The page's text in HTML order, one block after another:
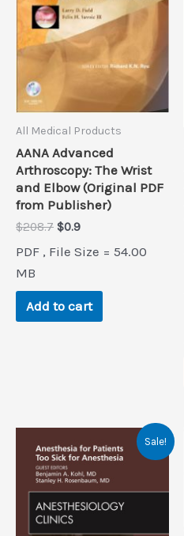
All Medical Products
AANA Advanced
Arthroscopy: The Wrist
and Elbow (Original PDF
from Publisher)
$208.7 Original
was:
$0.9Current
is:
PDF , File Size = 54.00
MB
Add to cart
Sale!